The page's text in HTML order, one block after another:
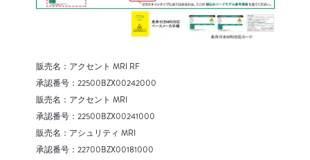
販売名：アクセント MRI RF
承認番号：22500BZX00242000
販売名：アクセント MRI
承認番号：22500BZX00241000
販売名：アシュリティ MRI
承認番号：22700BZX00181000